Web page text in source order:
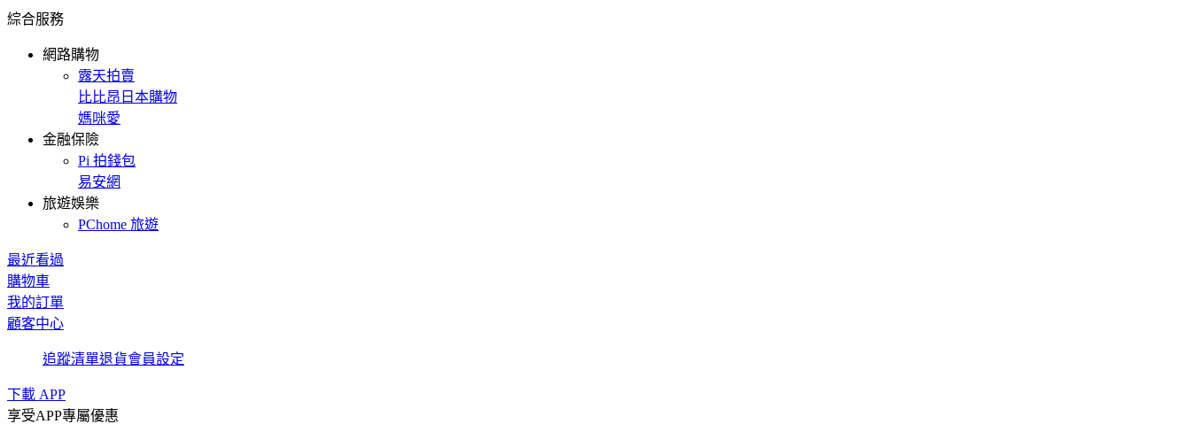
綜合服務
網路購物
露天拍賣
比比昂日本購物
媽咪愛
金融保險
Pi 拍錢包
易安網
旅遊娛樂
PChome 旅遊
最近看過
購物車
我的訂單
顧客中心
追蹤清單退貨會員設定
下載 APP
享受APP專屬優惠